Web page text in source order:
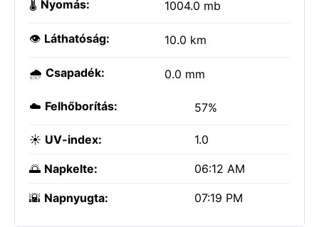
🌡️ Nyomás: 1004.0 mb
👁️ Láthatóság: 10.0 km
🌧️ Csapadék: 0.0 mm
☁️ Felhőborítás: 57%
☀️ UV-index: 1.0
🌅 Napkelte: 06:12 AM
🌇 Napnyugta: 07:19 PM